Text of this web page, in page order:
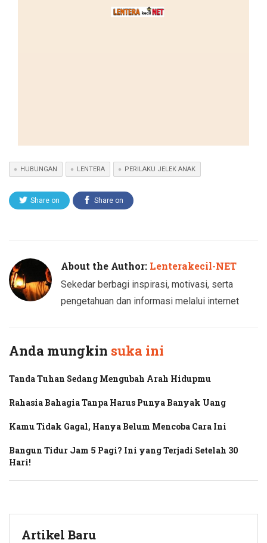
HUBUNGAN LENTERA PERILAKU JELEK ANAK
Share on Share on
About the Author: Lenterakecil-NET
Sekedar berbagi inspirasi, motivasi, serta
pengetahuan dan informasi melalui internet
Anda mungkin suka ini
Tanda Tuhan Sedang Mengubah Arah Hidupmu
Rahasia Bahagia Tanpa Harus Punya Banyak Uang
Kamu Tidak Gagal, Hanya Belum Mencoba Cara Ini
Bangun Tidur Jam 5 Pagi? Ini yang Terjadi Setelah 30
Hari!
Artikel Baru